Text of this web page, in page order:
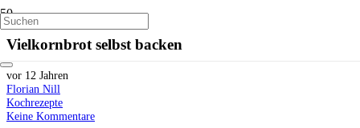
Vielkornbrot selbst backen
vor 12 Jahren
Florian Nill
Kochrezepte
Keine Kommentare